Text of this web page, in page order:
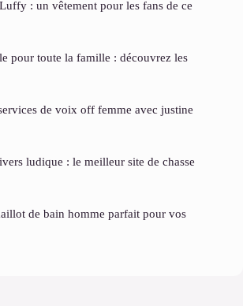
: un vêtement pour les fans de ce
pour toute la famille : découvrez les
de voix off femme avec justine
ludique : le meilleur site de chasse
de bain homme parfait pour vos